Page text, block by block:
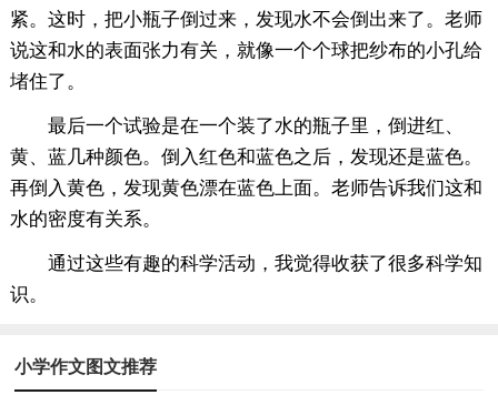
紧。这时，把小瓶子倒过来，发现水不会倒出来了。老师
说这和水的表面张力有关，就像一个个球把纱布的小孔给
堵住了。
最后一个试验是在一个装了水的瓶子里，倒进红、
黄、蓝几种颜色。倒入红色和蓝色之后，发现还是蓝色。
再倒入黄色，发现黄色漂在蓝色上面。老师告诉我们这和
水的密度有关系。
通过这些有趣的科学活动，我觉得收获了很多科学知
识。
小学作文图文推荐